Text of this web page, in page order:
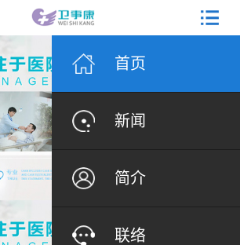
首页
新闻
简介
联络